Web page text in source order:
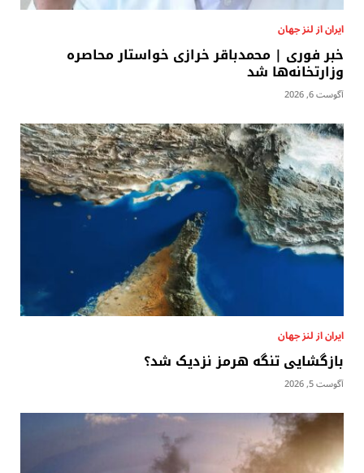
ایران از لنز جهان
خبر فوری | محمدباقر خرازی خواستار محاصره
وزارتخانه‌ها شد
آگوست 6, 2026
ایران از لنز جهان
بازگشایی تنگه هرمز نزدیک شد؟
آگوست 5, 2026